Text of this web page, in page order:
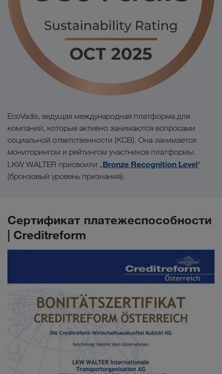
EcoVadis, ведущая международная платформа для
компаний, которые активно занимаются вопросами
социальной ответственности (КСВ). Она занимается
мониторингом и рейтингом участников платформы.
LKW WALTER присвоили „Bronze Recognition Level“
(бронзовый уровень признания).
Сертификат платежеспособности
| Creditreform